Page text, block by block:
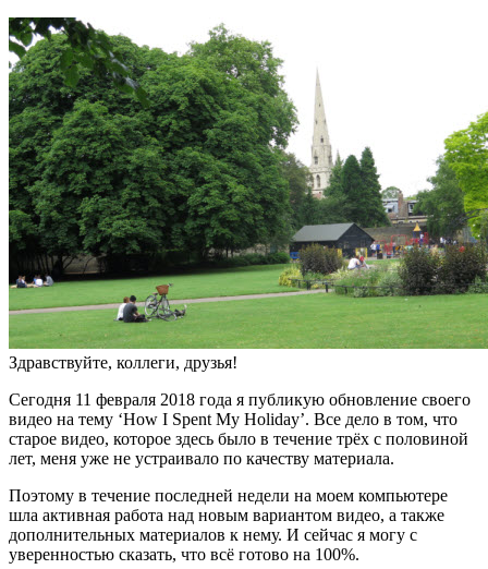
Здравствуйте, коллеги, друзья!
Сегодня 11 февраля 2018 года я публикую обновление своего
видео на тему ‘How I Spent My Holiday’. Все дело в том, что
старое видео, которое здесь было в течение трёх с половиной
лет, меня уже не устраивало по качеству материала.
Поэтому в течение последней недели на моем компьютере
шла активная работа над новым вариантом видео, а также
дополнительных материалов к нему. И сейчас я могу с
уверенностью сказать, что всё готово на 100%.